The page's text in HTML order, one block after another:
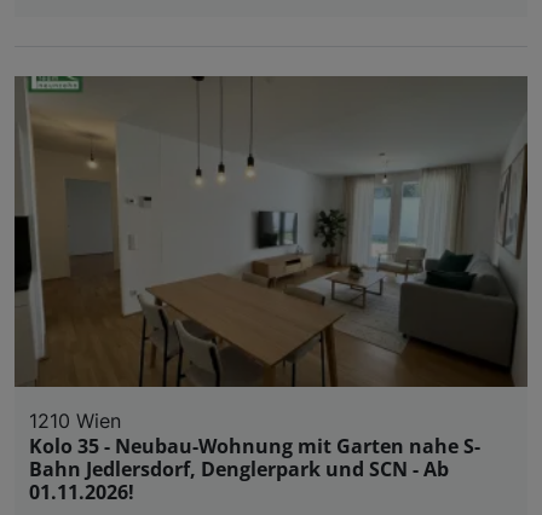
1210 Wien
Kolo 35 - Neubau-Wohnung mit Garten nahe S-
Bahn Jedlersdorf, Denglerpark und SCN - Ab
01.11.2026!